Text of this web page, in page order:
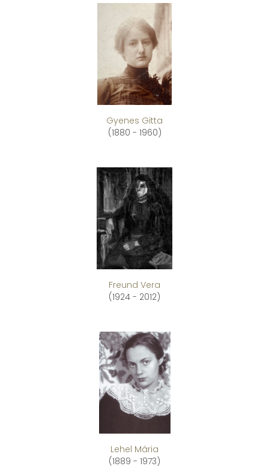
Gyenes Gitta
(1880 - 1960)
Freund Vera
(1924 - 2012)
Lehel Mária
(1889 - 1973)